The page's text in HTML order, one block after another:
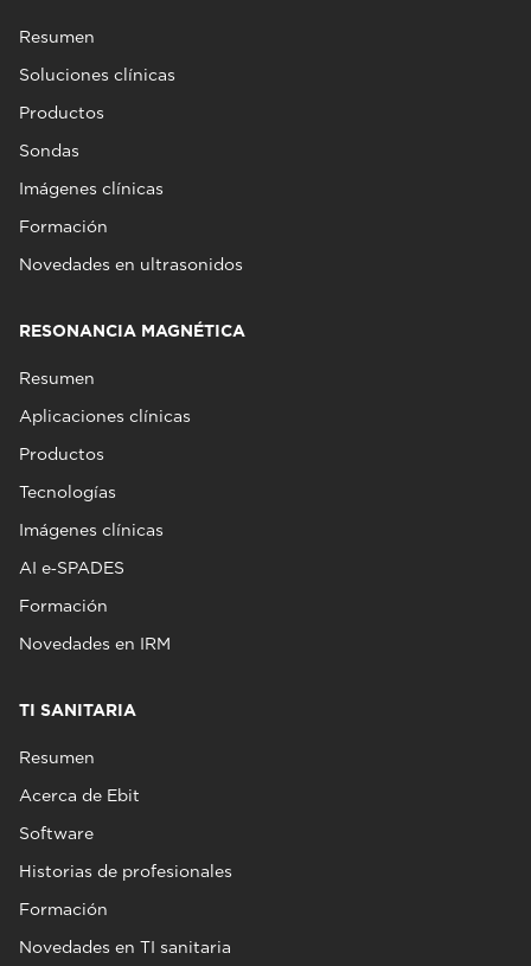
Resumen
Soluciones clínicas
Productos
Sondas
Imágenes clínicas
Formación
Novedades en ultrasonidos
RESONANCIA MAGNÉTICA
Resumen
Aplicaciones clínicas
Productos
Tecnologías
Imágenes clínicas
AI e‑SPADES
Formación
Novedades en IRM
TI SANITARIA
Resumen
Acerca de Ebit
Software
Historias de profesionales
Formación
Novedades en TI sanitaria